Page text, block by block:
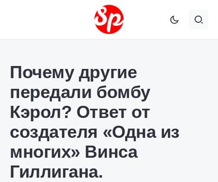
Почему другие
передали бомбу
Кэрол? Ответ от
создателя «Одна из
многих» Винса
Гиллигана.